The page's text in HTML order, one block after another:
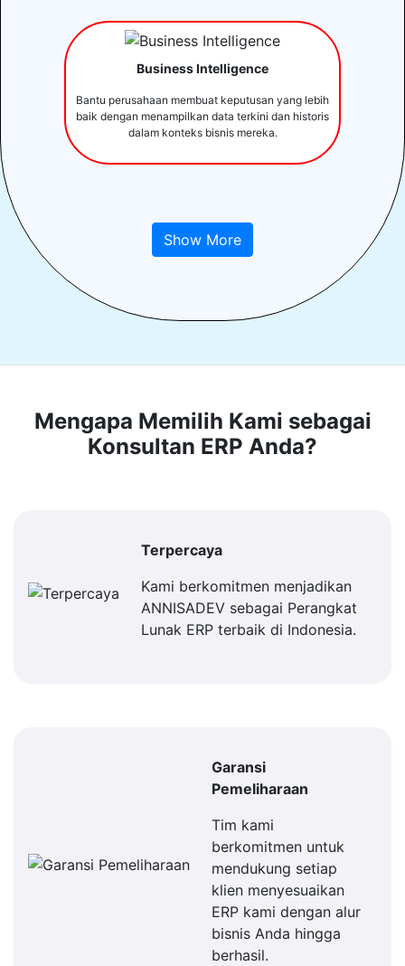
Business Intelligence
Bantu perusahaan membuat keputusan yang lebih
baik dengan menampilkan data terkini dan historis
dalam konteks bisnis mereka.
Show More
Mengapa Memilih Kami sebagai
Konsultan ERP Anda?
Terpercaya
Kami berkomitmen menjadikan
ANNISADEV sebagai Perangkat
Lunak ERP terbaik di Indonesia.
Garansi
Pemeliharaan
Tim kami
berkomitmen untuk
mendukung setiap
klien menyesuaikan
ERP kami dengan alur
bisnis Anda hingga
berhasil.